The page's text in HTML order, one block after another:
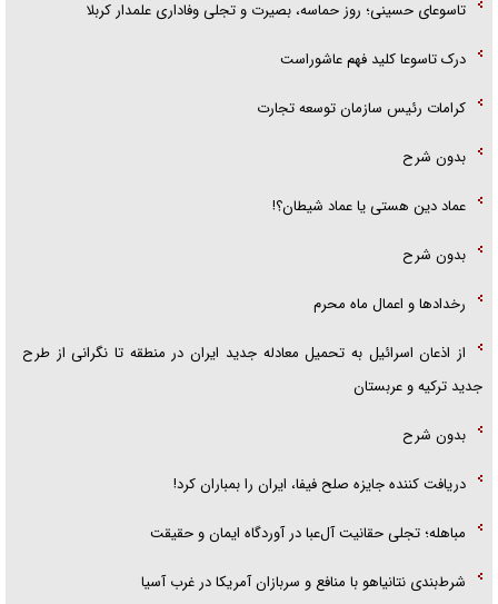
تاسوعای حسینی؛ روز حماسه، بصیرت و تجلی وفاداری علمدار کربلا
درک تاسوعا کلید فهم عاشوراست
کرامات رئیس سازمان توسعه تجارت
بدون شرح
عماد دین هستی یا عماد شیطان؟!
بدون شرح
رخداد‌ها و اعمال ماه محرم
از اذعان اسرائیل به تحمیل معادله جدید ایران در منطقه تا نگرانی از طرح
جدید ترکیه و عربستان
بدون شرح
دریافت کننده جایزه صلح فیفا، ایران را بمباران کرد!
مباهله؛ تجلی حقانیت آل‌عبا در آوردگاه ایمان و حقیقت
شرط‌بندی نتانیاهو با منافع و سربازان آمریکا در غرب آسیا